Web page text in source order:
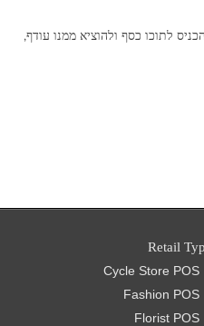
לתוכו כסף ולהוציא ממנו עודף,
Retail
Cycle Store POS
Fashion POS
Florist POS